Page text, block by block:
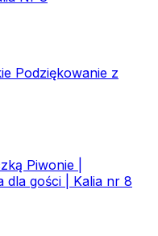
Podziękowanie z
Piwonie |
dla gości | Kalia nr 8